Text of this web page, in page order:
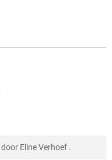
door Eline Verhoef .